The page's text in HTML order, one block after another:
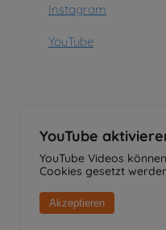
Instagram
YouTube
YouTube
YouTube Videos
Cookies gesetzt
Akzeptieren